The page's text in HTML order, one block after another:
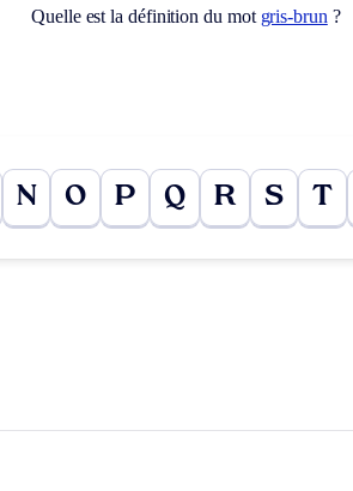
Quelle est la définition du mot gris-brun ?
N O P Q R S T